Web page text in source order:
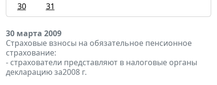
30
31
30 марта 2009
Страховые взносы на обязательное пенсионное
страхование:
- страхователи представляют в налоговые органы
декларацию за2008 г.